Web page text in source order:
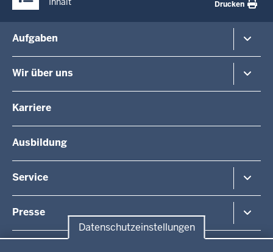
Datenschutzeinstellungen
Drucken
in
der
Fußzeile
Aufgaben
Gesundheit und Soziales
Umwelt und Naturschutz
Arbeitsschutz
Fördermittel
Wir über uns
Organisationsstruktur
Unsere Aufgaben
Integration
Karriere
Ausbildung
Service
Presse
Pressemitteilung suchen